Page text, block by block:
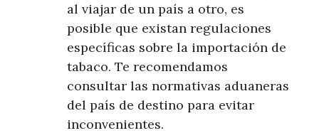
al viajar de un país a otro, es
posible que existan regulaciones
específicas sobre la importación de
tabaco. Te recomendamos
consultar las normativas aduaneras
del país de destino para evitar
inconvenientes.